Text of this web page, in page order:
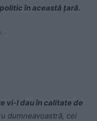
în această țară.
-
vi-l dau în calitate de
dumneavoastră, cei